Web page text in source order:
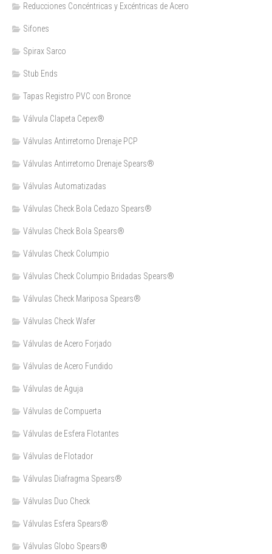
Reducciones Concéntricas y Excéntricas de Acero
Sifones
Spirax Sarco
Stub Ends
Tapas Registro PVC con Bronce
Válvula Clapeta Cepex®
Válvulas Antirretorno Drenaje PCP
Válvulas Antirretorno Drenaje Spears®
Válvulas Automatizadas
Válvulas Check Bola Cedazo Spears®
Válvulas Check Bola Spears®
Válvulas Check Columpio
Válvulas Check Columpio Bridadas Spears®
Válvulas Check Mariposa Spears®
Válvulas Check Wafer
Válvulas de Acero Forjado
Válvulas de Acero Fundido
Válvulas de Aguja
Válvulas de Compuerta
Válvulas de Esfera Flotantes
Válvulas de Flotador
Válvulas Diafragma Spears®️
Válvulas Duo Check
Válvulas Esfera Spears®
Válvulas Globo Spears®